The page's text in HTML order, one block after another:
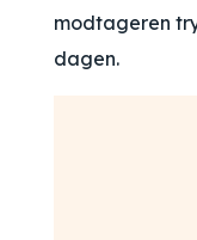
modtageren
dagen.